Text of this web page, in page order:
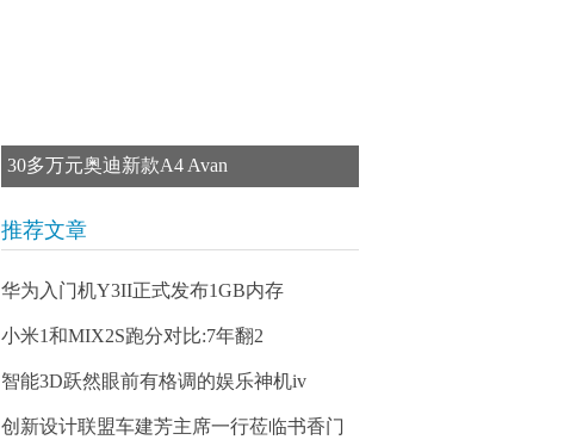
30多万元奥迪新款A4 Avan
推荐文章
华为入门机Y3II正式发布1GB内存
小米1和MIX2S跑分对比:7年翻2
智能3D跃然眼前有格调的娱乐神机iv
创新设计联盟车建芳主席一行莅临书香门